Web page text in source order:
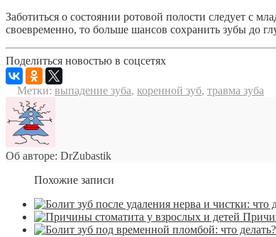
Заботиться о состоянии ротовой полости следует с
своевременно, то больше шансов сохранить зубы до
Поделиться новостью в соцсетях
Метки: выпадение зуба, коренной зуб, травма зуба
Об авторе: DrZubastik
Похожие записи